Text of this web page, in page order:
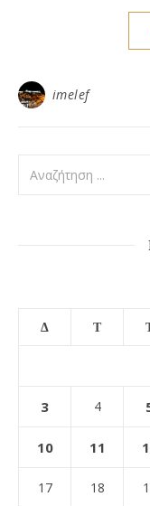
imelef
Δ Τ
3 4
10 11
17 18